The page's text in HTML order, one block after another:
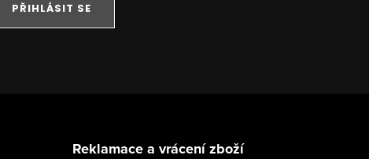
PŘIHLÁSIT SE
Reklamace a vrácení zboží